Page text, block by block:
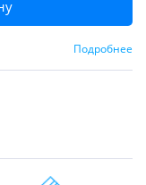
Подробнее